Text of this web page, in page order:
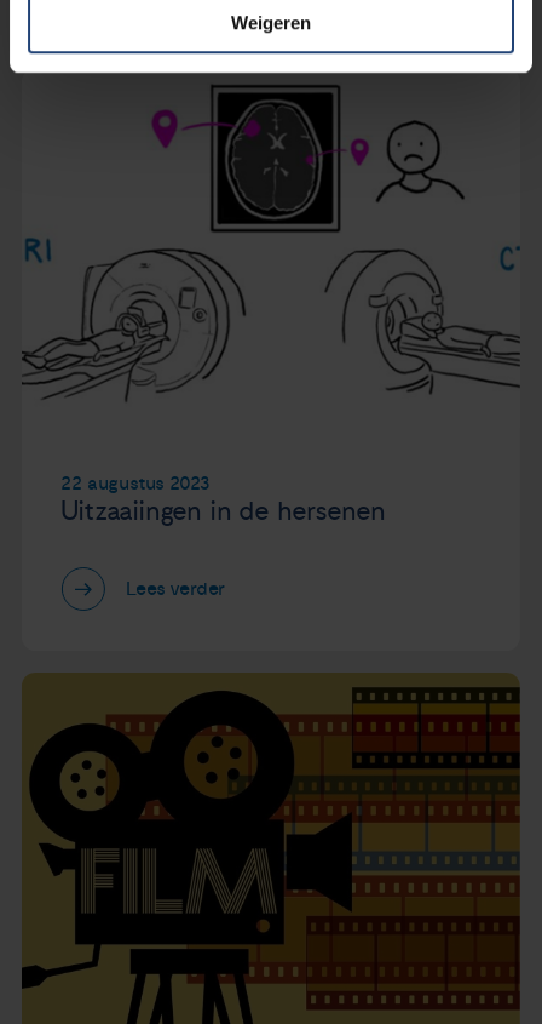
Weigeren
22 augustus 2023
Uitzaaiingen in de hersenen
Lees verder